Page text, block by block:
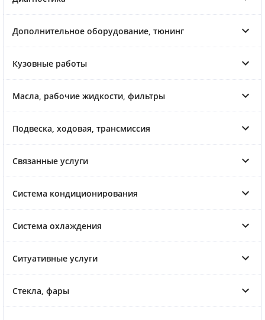
Дополнительное оборудование, тюнинг
Кузовные работы
Масла, рабочие жидкости, фильтры
Подвеска, ходовая, трансмиссия
Связанные услуги
Система кондиционирования
Система охлаждения
Ситуативные услуги
Стекла, фары